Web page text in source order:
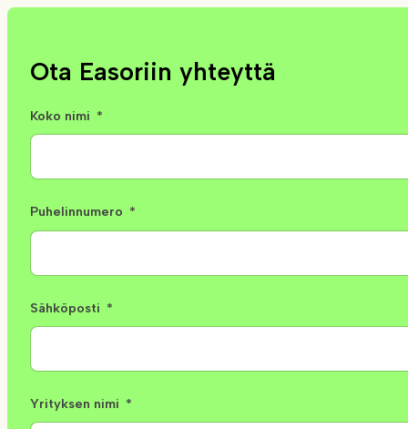
Ota Easoriin yhteyttä
Koko nimi
Puhelinnumero
Sähköposti
Yrityksen nimi